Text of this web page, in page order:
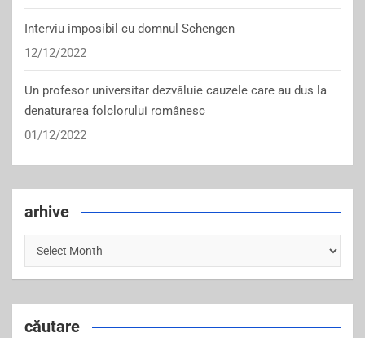
Interviu imposibil cu domnul Schengen
12/12/2022
Un profesor universitar dezvăluie cauzele care au dus la
denaturarea folclorului românesc
01/12/2022
arhive
arhive
căutare